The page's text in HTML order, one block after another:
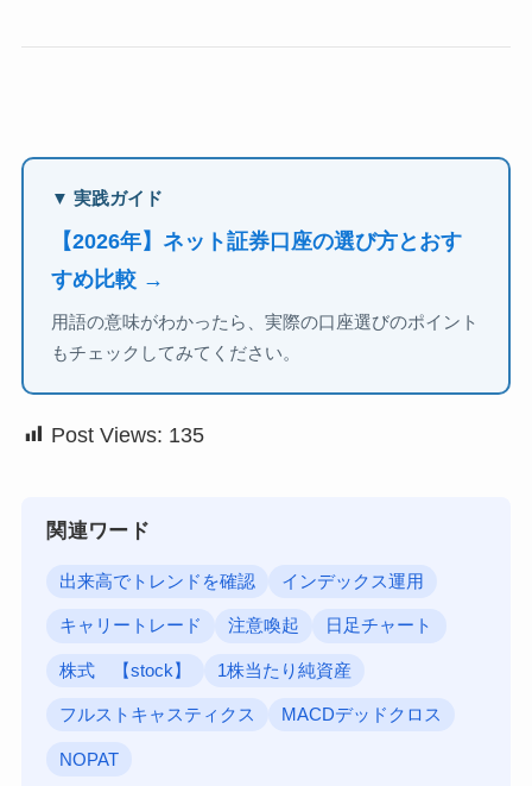
▼ 実践ガイド
【2026年】ネット証券口座の選び方とおす
すめ比較 →
用語の意味がわかったら、実際の口座選びのポイント
もチェックしてみてください。
Post Views: 135
関連ワード
出来高でトレンドを確認 インデックス運用
キャリートレード 注意喚起 日足チャート
株式 【stock】 1株当たり純資産
フルストキャスティクス MACDデッドクロス
NOPAT